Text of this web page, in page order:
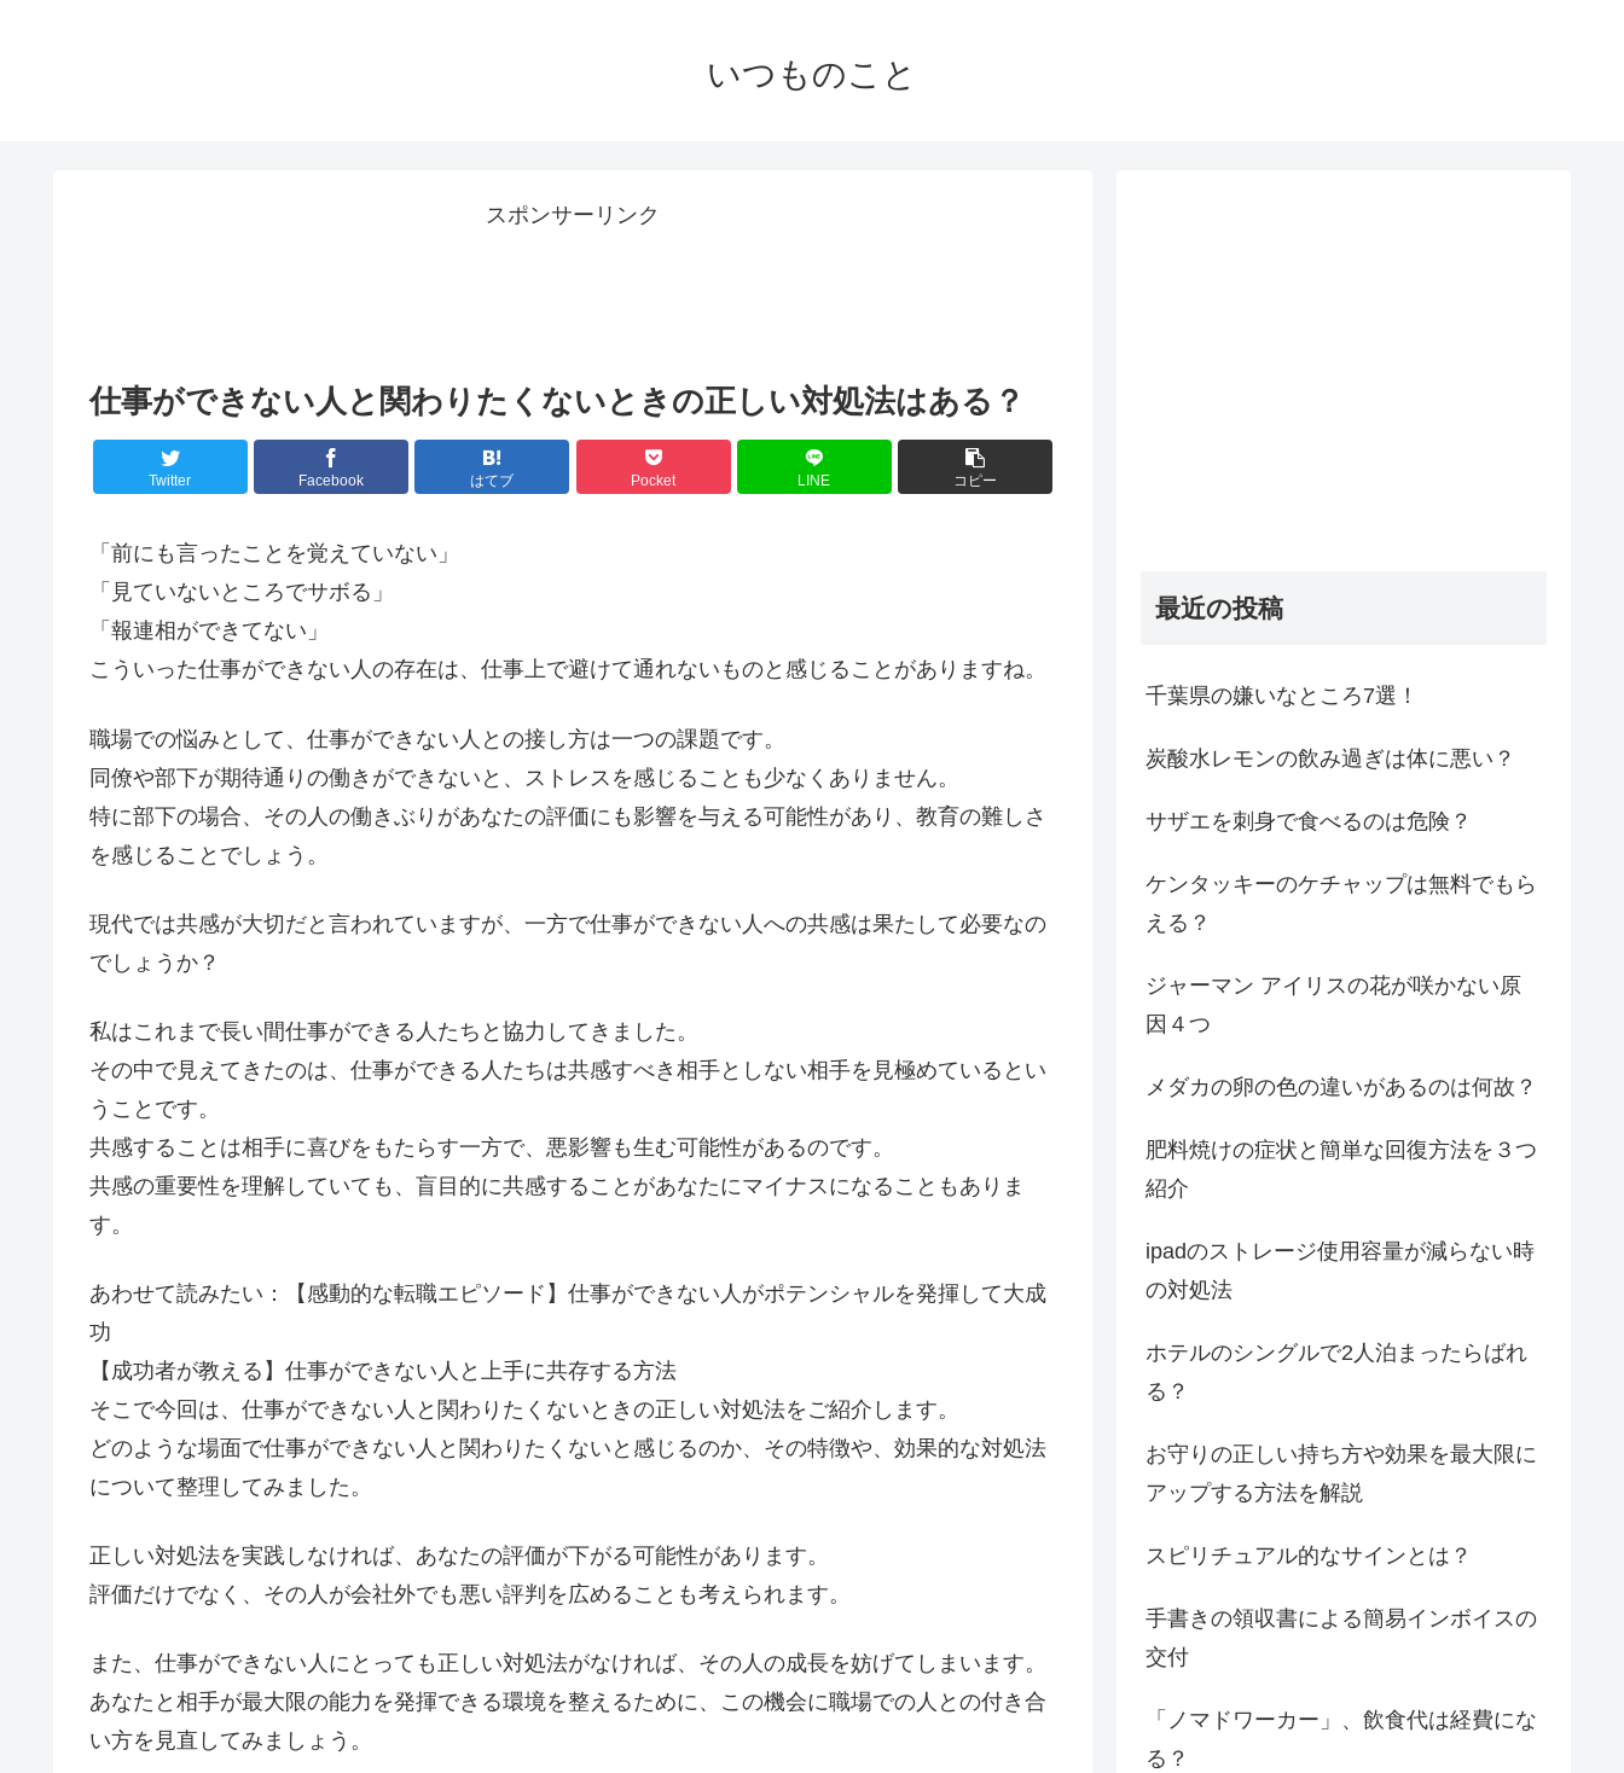
いつものこと
スポンサーリンク
仕事ができない人と関わりたくないときの正しい対処法はある？
Twitter Facebook はてブ Pocket LINE コピー
「前にも言ったことを覚えていない」
「見ていないところでサボる」
「報連相ができてない」
こういった仕事ができない人の存在は、仕事上で避けて通れないものと感じることがありますね。
職場での悩みとして、仕事ができない人との接し方は一つの課題です。
同僚や部下が期待通りの働きができないと、ストレスを感じることも少なくありません。
特に部下の場合、その人の働きぶりがあなたの評価にも影響を与える可能性があり、教育の難しさ
を感じることでしょう。
現代では共感が大切だと言われていますが、一方で仕事ができない人への共感は果たして必要なの
でしょうか？
私はこれまで長い間仕事ができる人たちと協力してきました。
その中で見えてきたのは、仕事ができる人たちは共感すべき相手としない相手を見極めているとい
うことです。
共感することは相手に喜びをもたらす一方で、悪影響も生む可能性があるのです。
共感の重要性を理解していても、盲目的に共感することがあなたにマイナスになることもありま
す。
あわせて読みたい：【感動的な転職エピソード】仕事ができない人がポテンシャルを発揮して大成
功
【成功者が教える】仕事ができない人と上手に共存する方法
そこで今回は、仕事ができない人と関わりたくないときの正しい対処法をご紹介します。
どのような場面で仕事ができない人と関わりたくないと感じるのか、その特徴や、効果的な対処法
について整理してみました。
正しい対処法を実践しなければ、あなたの評価が下がる可能性があります。
評価だけでなく、その人が会社外でも悪い評判を広めることも考えられます。
また、仕事ができない人にとっても正しい対処法がなければ、その人の成長を妨げてしまいます。
あなたと相手が最大限の能力を発揮できる環境を整えるために、この機会に職場での人との付き合
い方を見直してみましょう。
最近の投稿
千葉県の嫌いなところ7選！
炭酸水レモンの飲み過ぎは体に悪い？
サザエを刺身で食べるのは危険？
ケンタッキーのケチャップは無料でもら
える？
ジャーマン アイリスの花が咲かない原
因４つ
メダカの卵の色の違いがあるのは何故？
肥料焼けの症状と簡単な回復方法を３つ
紹介
ipadのストレージ使用容量が減らない時
の対処法
ホテルのシングルで2人泊まったらばれ
る？
お守りの正しい持ち方や効果を最大限に
アップする方法を解説
スピリチュアル的なサインとは？
手書きの領収書による簡易インボイスの
交付
「ノマドワーカー」、飲食代は経費にな
る？